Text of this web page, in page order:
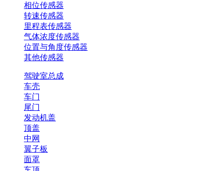
相位传感器
转速传感器
里程表传感器
气体浓度传感器
位置与角度传感器
其他传感器
驾驶室总成
车壳
车门
尾门
发动机盖
顶盖
中网
翼子板
面罩